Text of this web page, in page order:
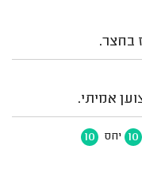
בחצר.
אמיתי.
10 יחס 10